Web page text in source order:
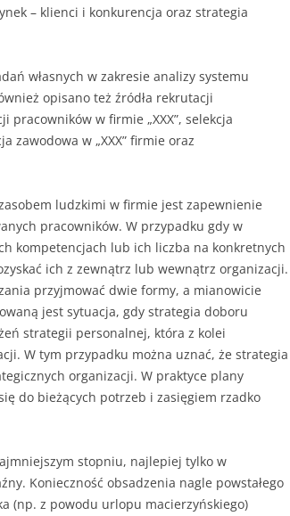
– klienci i konkurencja oraz strategia
własnych w zakresie analizy systemu
opisano też źródła rekrutacji
pracowników w firmie „XXX”, selekcja
zawodowa w „XXX” firmie oraz
ludzkimi w firmie jest zapew­nienie
pracowników. W przy­padku gdy w
kompetencjach lub ich liczba na konkretnych
ich z zewnątrz lub wewnątrz organizacji.
przyjmować dwie formy, a mianowicie
jest sytuacja, gdy strategia dobo­ru
strategii personalnej, która z kolei
W tym przypadku moż­na uznać, że strategia
or­ganizacji. W praktyce plany
do bieżących potrzeb i zasięgiem rzadko
stopniu, najlepiej tyl­ko w
Konieczność obsadzenia nagle powstałego
(np. z powodu urlopu macierzyńskiego)